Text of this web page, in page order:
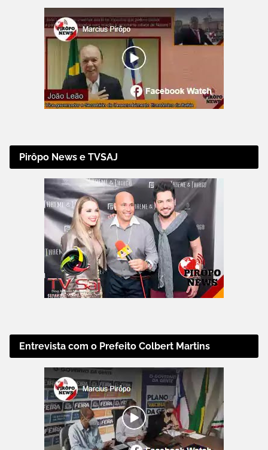
Pirôpo News e TVSAJ
Entrevista com o Prefeito Colbert Martins